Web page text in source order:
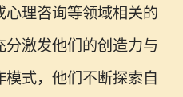
心理咨询等领域相关的
激发他们的创造力与
模式，他们不断探索自